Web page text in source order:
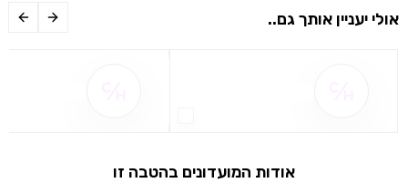
אולי יעניין אותך גם..
אודות המועדונים בהטבה זו